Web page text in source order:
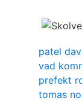
patel
vad
prefekt
tomas